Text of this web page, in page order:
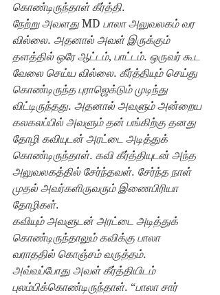
கொண்டிருந்தாள் கீர்த்தி.
நேற்று அவளது MD பாலா அலுவலகம் வர
வில்லை. அதனால் அவள் இருக்கும்
தளத்தில் ஒரே ஆட்டம், பாட்டம். ஒருவர் கூட
வேலை செய்ய வில்லை. கீர்த்தியும் செய்து
கொண்டிருந்த புராஜெக்டும் முடிந்து
விட்டிருந்தது. அதனால் அவளும் அன்றைய
கலகலப்பில் அவளும் தன் பங்கிற்கு தனது
தோழி கவியுடன் அரட்டை அடித்துக்
கொண்டிருந்தாள். கவி கீர்த்தியுடன் அந்த
அலுவலகத்தில் சேர்ந்தவள். சேர்ந்த நாள்
முதல் அவர்களிருவரும் இணைபிரியா
தோழிகள்.
கவியும் அவளுடன் அரட்டை அடித்துக்
கொண்டிருந்தாலும் கவிக்கு பாலா
வராததில் கொஞ்சம் வருத்தம்.
அவ்வப்போது அவள் கீர்த்தியிடம்
புலம்பிக்கொண்டிருந்தாள். “பாலா சார்